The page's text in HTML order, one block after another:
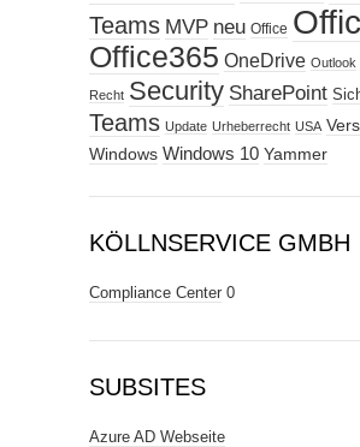
Teams MVP neu Office
Office365 OneDrive Outlook
Recht Security SharePoint
Teams Update Urheberrecht USA
Windows Windows 10 Yammer
KÖLLNSERVICE GMBH
Compliance Center 0
SUBSITES
Azure AD Webseite